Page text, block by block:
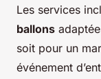
Les services
ballons
soit pour un
événement